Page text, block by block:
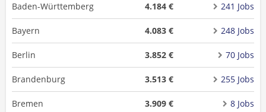
Baden-Württemberg 4.184 € 241 Jobs
Bayern 4.083 € 248 Jobs
Berlin 3.852 € 70 Jobs
Brandenburg 3.513 € 255 Jobs
Bremen 3.909 € 8 Jobs